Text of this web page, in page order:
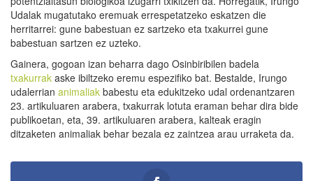
Udalak mugatutako eremuak errespetatzeko eskatzen die
herritarrei: gune babestuan ez sartzeko eta txakurrei gune
babestuan sartzen ez uzteko.
Gainera, gogoan izan beharra dago Osinbiribilen badela
txakurrak aske ibiltzeko eremu espezifiko bat. Bestalde, Irungo
udalerrian animaliak babestu eta edukitzeko udal ordenantzaren
23. artikuluaren arabera, txakurrak lotuta eraman behar dira bide
publikoetan, eta, 39. artikuluaren arabera, kalteak eragin
ditzaketen animaliak behar bezala ez zaintzea arau urraketa da.